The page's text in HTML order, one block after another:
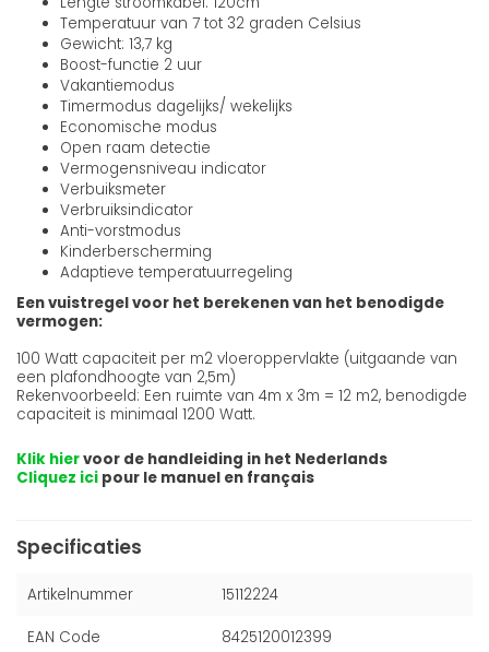
Temperatuur van 7 tot 32 graden Celsius
Gewicht: 13,7 kg
Boost-functie 2 uur
Vakantiemodus
Timermodus dagelijks/ wekelijks
Economische modus
Open raam detectie
Vermogensniveau indicator
Verbuiksmeter
Verbruiksindicator
Anti-vorstmodus
Kinderberscherming
Adaptieve temperatuurregeling
Een vuistregel voor het berekenen van het benodigde
vermogen:
100 Watt capaciteit per m2 vloeroppervlakte (uitgaande van
een plafondhoogte van 2,5m)
Rekenvoorbeeld: Een ruimte van 4m x 3m = 12 m2, benodigde
capaciteit is minimaal 1200 Watt.
Klik hiervoor de handleiding in het Nederlands
Cliquez ici pour le manuel en français
Specificaties
Artikelnummer 15112224
EAN Code 8425120012399